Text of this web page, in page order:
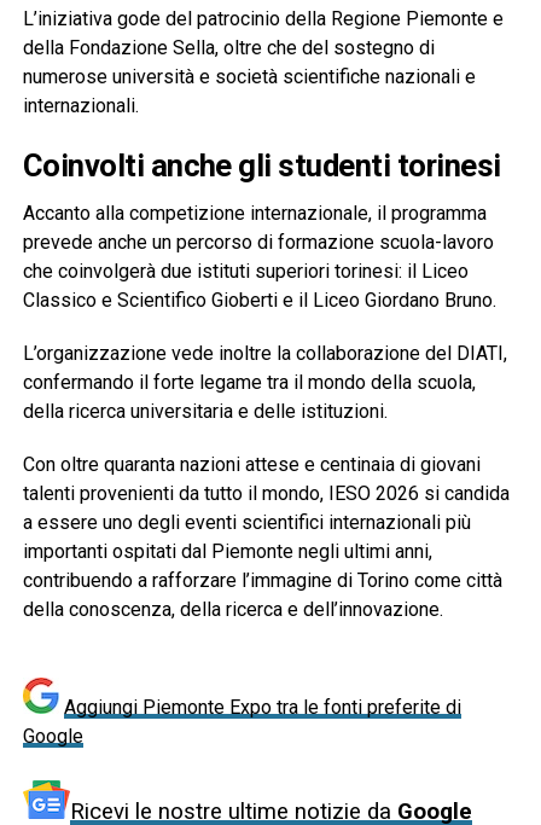
L’iniziativa gode del patrocinio della Regione Piemonte e
della Fondazione Sella, oltre che del sostegno di
numerose università e società scientifiche nazionali e
internazionali.
Coinvolti anche gli studenti torinesi
Accanto alla competizione internazionale, il programma
prevede anche un percorso di formazione scuola-lavoro
che coinvolgerà due istituti superiori torinesi: il Liceo
Classico e Scientifico Gioberti e il Liceo Giordano Bruno.
L’organizzazione vede inoltre la collaborazione del DIATI,
confermando il forte legame tra il mondo della scuola,
della ricerca universitaria e delle istituzioni.
Con oltre quaranta nazioni attese e centinaia di giovani
talenti provenienti da tutto il mondo, IESO 2026 si candida
a essere uno degli eventi scientifici internazionali più
importanti ospitati dal Piemonte negli ultimi anni,
contribuendo a rafforzare l’immagine di Torino come città
della conoscenza, della ricerca e dell’innovazione.
Aggiungi Piemonte Expo tra le fonti preferite di
Google
Ricevi le nostre ultime notizie da Google